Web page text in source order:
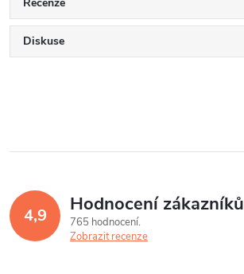
Diskuse
4,9 Hodnocení zákazníků
765 hodnocení
Zobrazit recenze